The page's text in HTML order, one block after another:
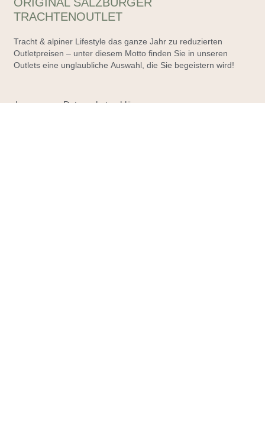
TRACHTENOUTLET
Tracht & alpiner Lifestyle das ganze Jahr zu reduzierten
Outletpreisen – unter diesem Motto finden Sie in unseren
Outlets eine unglaubliche Auswahl, die Sie begeistern wird!
Impressum Datenschutzerklärung